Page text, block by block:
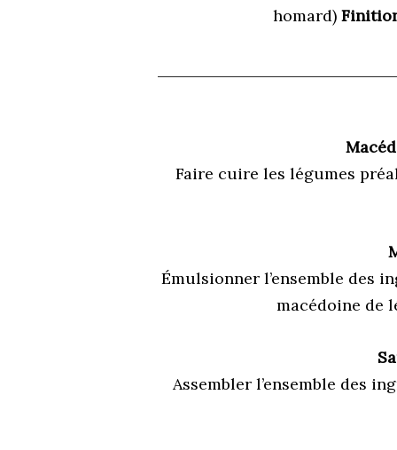
homard)
Faire cuire les légumes
Émulsionner l’ensemble des
macédoine de
Assembler l’ensemble des